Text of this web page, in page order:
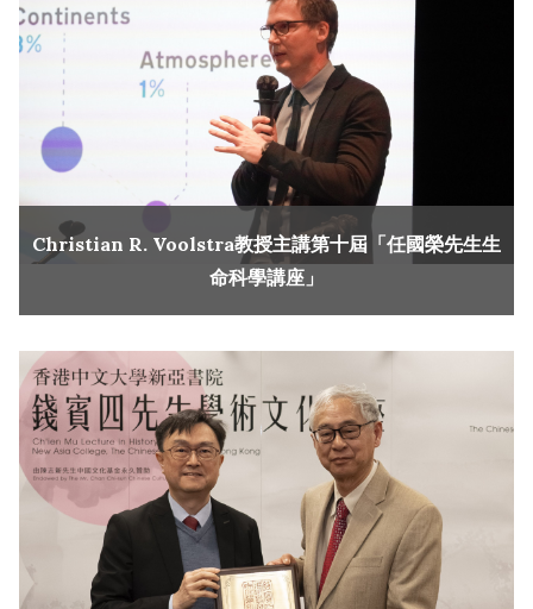
Christian R. Voolstra教授主講第十屆「任國榮先生生
命科學講座」